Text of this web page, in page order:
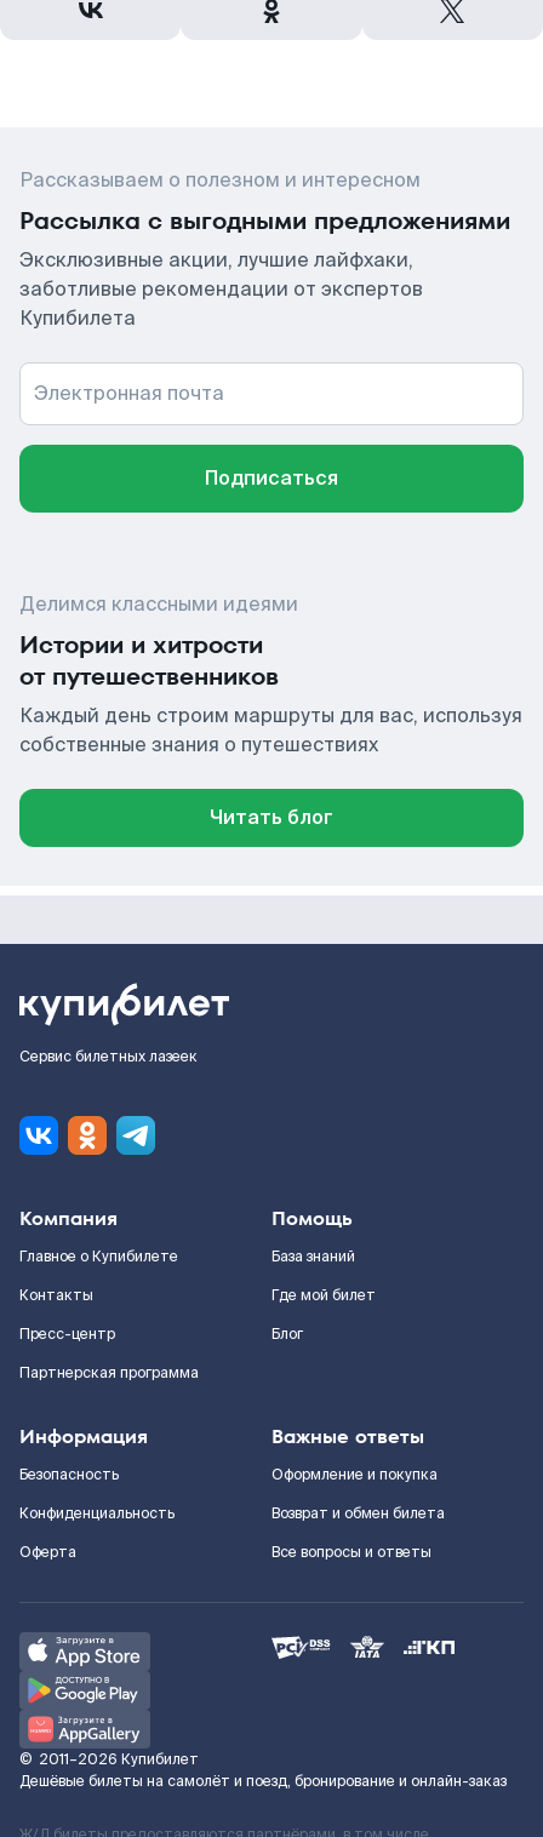
Рассказываем о полезном и интересном
Рассылка с выгодными предложениями
Эксклюзивные акции, лучшие лайфхаки,
заботливые рекомендации от экспертов
Купибилета
Электронная почта
Подписаться
Делимся классными идеями
Истории и хитрости
от путешественников
Каждый день строим маршруты для вас, используя
собственные знания о путешествиях
Читать блог
Сервис билетных лазеек
Компания
Главное о Купибилете
Контакты
Пресс-центр
Партнерская программа
Помощь
База знаний
Где мой билет
Блог
Информация
Безопасность
Конфиденциальность
Оферта
Важные ответы
Оформление и покупка
Возврат и обмен билета
Все вопросы и ответы
© 2011–2026 Купибилет
Дешёвые билеты на самолёт и поезд, бронирование и онлайн-заказ